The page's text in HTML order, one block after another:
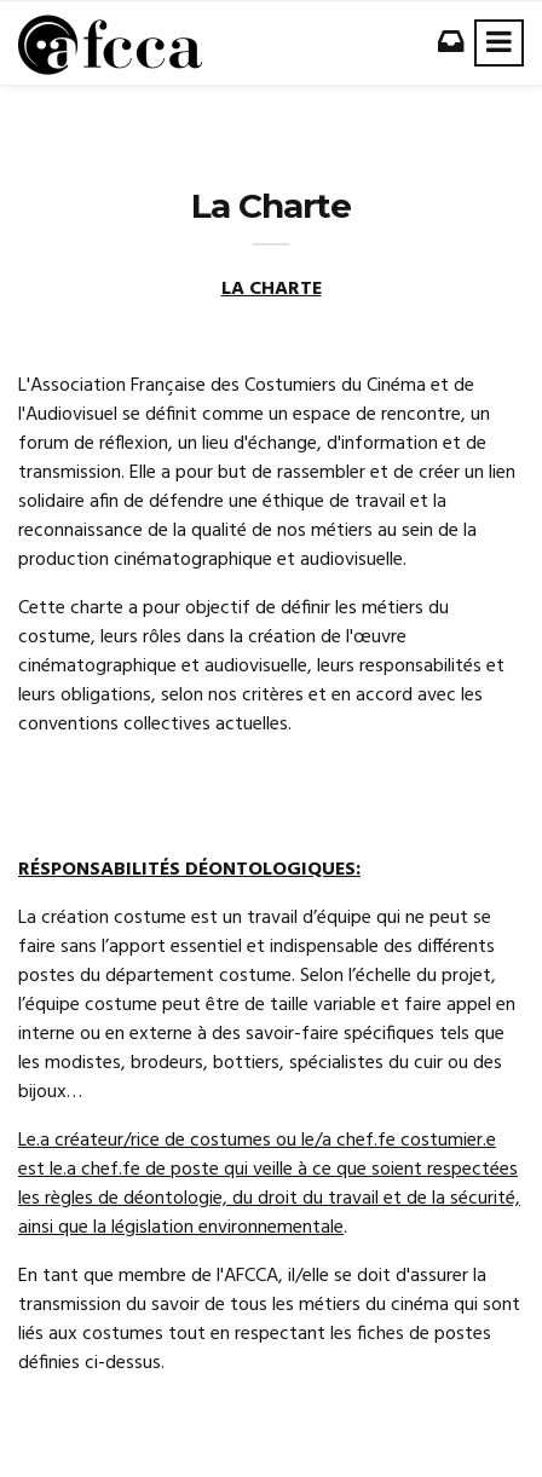
La Charte
LA CHARTE
L'Association Française des Costumiers du Cinéma et de
l'Audiovisuel se définit comme un espace de rencontre, un
forum de réflexion, un lieu d'échange, d'information et de
transmission. Elle a pour but de rassembler et de créer un lien
solidaire afin de défendre une éthique de travail et la
reconnaissance de la qualité de nos métiers au sein de la
production cinématographique et audiovisuelle.
Cette charte a pour objectif de définir les métiers du
costume, leurs rôles dans la création de l'œuvre
cinématographique et audiovisuelle, leurs responsabilités et
leurs obligations, selon nos critères et en accord avec les
conventions collectives actuelles.
RÉSPONSABILITÉS DÉONTOLOGIQUES:
La création costume est un travail d’équipe qui ne peut se
faire sans l’apport essentiel et indispensable des différents
postes du département costume. Selon l’échelle du projet,
l’équipe costume peut être de taille variable et faire appel en
interne ou en externe à des savoir-faire spécifiques tels que
les modistes, brodeurs, bottiers, spécialistes du cuir ou des
bijoux…
Le.a créateur/rice de costumes ou le/a chef.fe costumier.e
est le.a chef.fe de poste qui veille à ce que soient respectées
les règles de déontologie, du droit du travail et de la sécurité,
ainsi que la législation environnementale.
En tant que membre de l'AFCCA, il/elle se doit d'assurer la
transmission du savoir de tous les métiers du cinéma qui sont
liés aux costumes tout en respectant les fiches de postes
définies ci-dessus.